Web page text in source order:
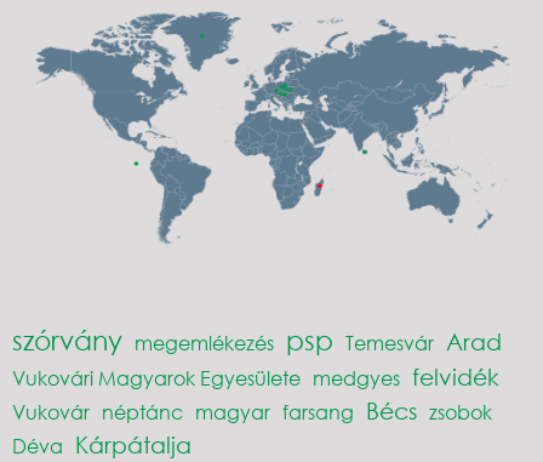
szórvány megemlékezés psp Temesvár Arad
Vukovári Magyarok Egyesülete medgyes felvidék
Vukovár néptánc magyar farsang Bécs zsobok
Déva Kárpátalja